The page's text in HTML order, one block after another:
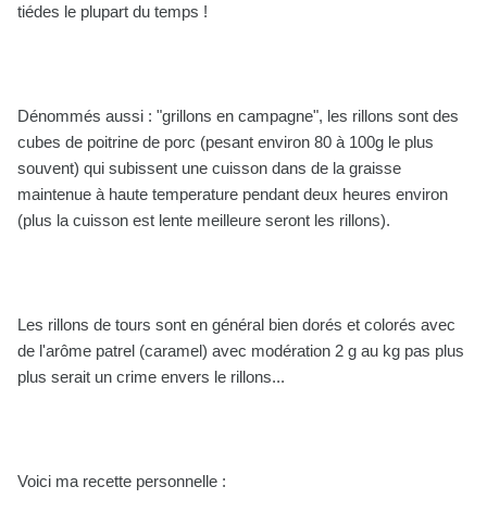
tiédes le plupart du temps !
Dénommés aussi : "grillons en campagne", les rillons sont des
cubes de poitrine de porc (pesant environ 80 à 100g le plus
souvent) qui subissent une cuisson dans de la graisse
maintenue à haute temperature pendant deux heures environ
(plus la cuisson est lente meilleure seront les rillons).
Les rillons de tours sont en général bien dorés et colorés avec
de l'arôme patrel (caramel) avec modération 2 g au kg pas plus
plus serait un crime envers le rillons...
Voici ma recette personnelle :